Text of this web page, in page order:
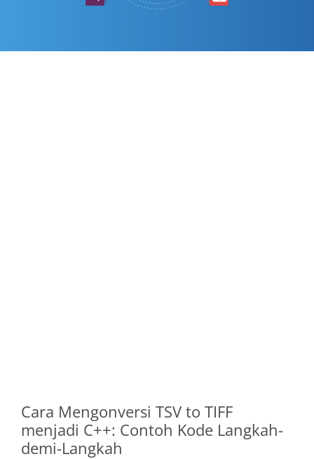
Cara Mengonversi TSV to TIFF
menjadi C++: Contoh Kode Langkah-
demi-Langkah